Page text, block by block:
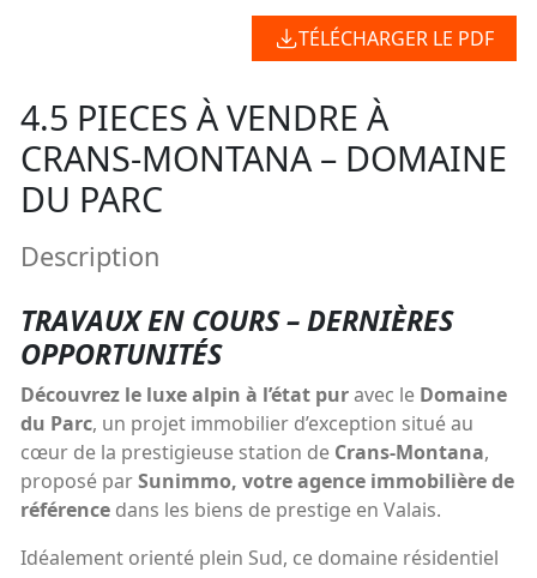
TÉLÉCHARGER LE PDF
4.5 PIECES À VENDRE À
CRANS-MONTANA – DOMAINE
DU PARC
Description
TRAVAUX EN COURS – DERNIÈRES
OPPORTUNITÉS
Découvrez le luxe alpin à l’état puravec le Domaine
du Parc, un projet immobilier d’exception situé au
cœur de la prestigieuse station de Crans-Montana,
proposé parSunimmo, votre agence immobilière de
référence dans les biens de prestige en Valais.
Idéalement orienté plein Sud, ce domaine résidentiel